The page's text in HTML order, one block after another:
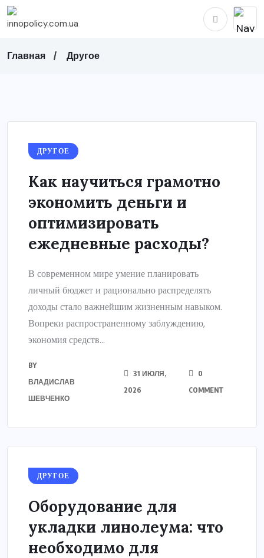
Главная Другое
ДРУГОЕ
Как научиться грамотно
экономить деньги и
оптимизировать
ежедневные расходы?
В современном мире умение планировать
личный бюджет и рационально распределять
доходы стало важнейшим жизненным навыком.
Вопреки распространенному заблуждению,
экономия средств...
BY
ВЛАДИСЛАВ
ШЕВЧЕНКО
31 ИЮЛЯ,
2026
0
COMMENT
ДРУГОЕ
Оборудование для
укладки линолеума: что
необходимо для